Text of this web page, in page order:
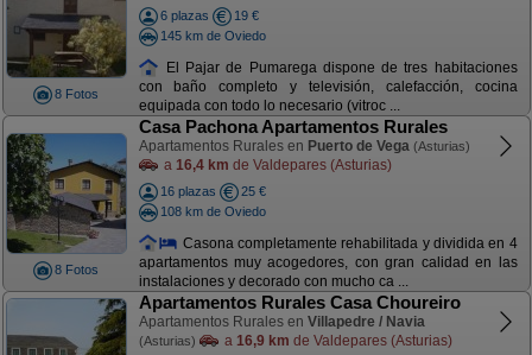
8 Fotos
6 plazas
19 €
145 km de Oviedo
El Pajar de Pumarega dispone de tres habitaciones
con baño completo y televisión, calefacción, cocina
equipada con todo lo necesario (vitroc ...
8 Fotos
Casa Pachona Apartamentos Rurales
Apartamentos Rurales en Puerto de Vega (Asturias)
a 16,4 km de Valdepares (Asturias)
16 plazas
25 €
108 km de Oviedo
Casona completamente rehabilitada y dividida en 4
apartamentos muy acogedores, con gran calidad en las
instalaciones y decorado con mucho ca ...
Apartamentos Rurales Casa Choureiro
Apartamentos Rurales en Villapedre / Navia
(Asturias) a 16,9 km de Valdepares (Asturias)